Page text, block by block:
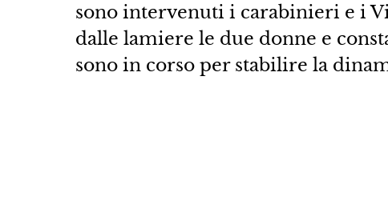
sono intervenuti i carabinieri e i
dalle lamiere le due donne e
sono in corso per stabilire la